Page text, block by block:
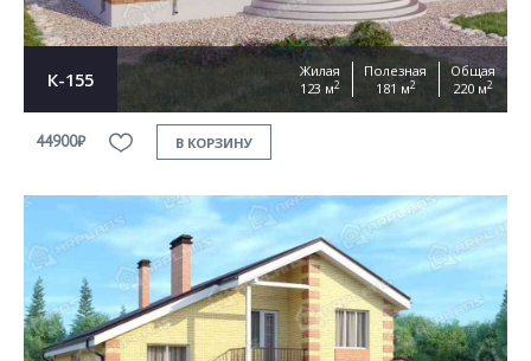
К-155
Жилая
123 м2
Полезная
181 м2
Общая
220 м2
44900₽ В КОРЗИНУ